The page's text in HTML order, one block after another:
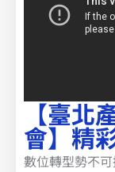
【臺北
會】精
數位轉型勢不